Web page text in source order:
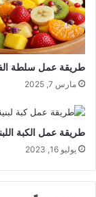
طريقة عمل سلطة
مارس 7, 2025
طريقة عمل الكبة
يوليو 16, 2023